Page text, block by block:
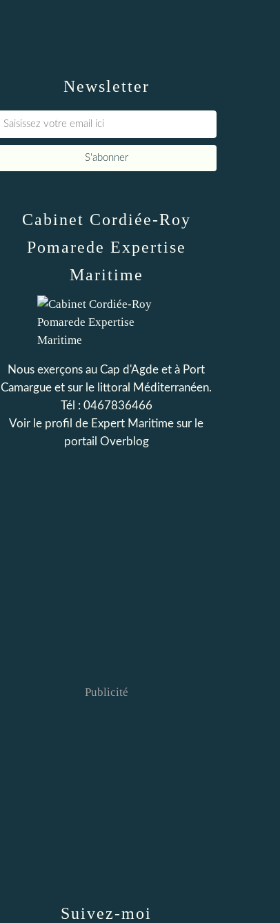
Newsletter
Cabinet Cordiée-Roy
Pomarede Expertise
Maritime
Nous exerçons au Cap d'Agde et à Port
Camargue et sur le littoral Méditerranéen.
Tél : 0467836466
Voir le profil de Expert Maritime sur le
portail Overblog
Suivez-moi
Publicité